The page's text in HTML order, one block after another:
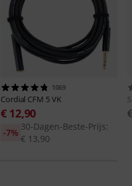
1069
Cordial CFM 5 VK
€ 12,90
30-Dagen-Beste-Prijs:
€ 13,90
-7%